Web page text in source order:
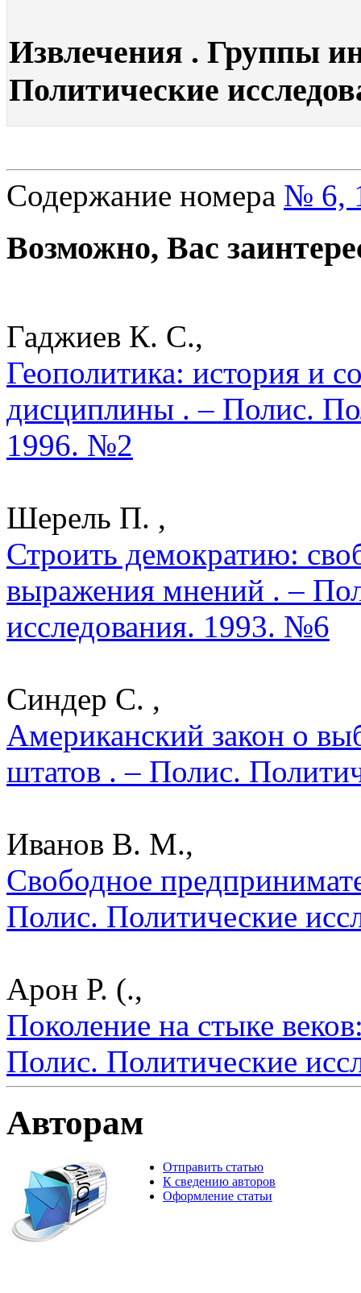
Извлечения . Группы
Политические
Содержание номера № 6,
Возможно, Вас
Гаджиев К. С.,
Геополитика: история и
дисциплины . – Полис.
1996. №2
Шерель П. ,
Строить демократию:
выражения мнений . –
исследования. 1993. №6
Синдер С. ,
Американский закон о
штатов . – Полис.
Иванов В. М.,
Свободное
Полис. Политические
Арон Р. (.,
Поколение на стыке
Полис. Политические
Авторам
Отправить статью
К сведению авторов
Оформление статьи